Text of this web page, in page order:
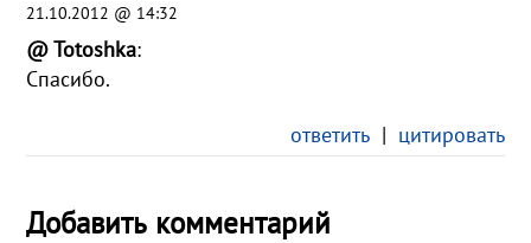
21.10.2012 @ 14:32
@ Totoshka:
Спасибо.
ответить| цитировать
Добавить комментарий